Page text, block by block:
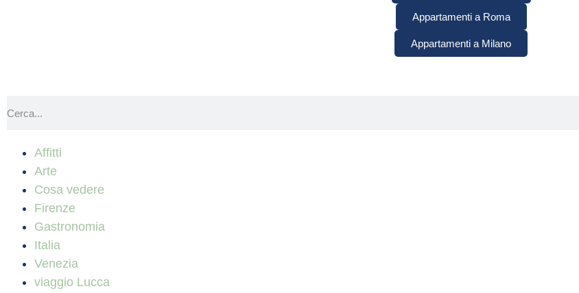
Appartamenti a Roma
Appartamenti a Milano
Affitti
Arte
Cosa vedere
Firenze
Gastronomia
Italia
Venezia
viaggio Lucca